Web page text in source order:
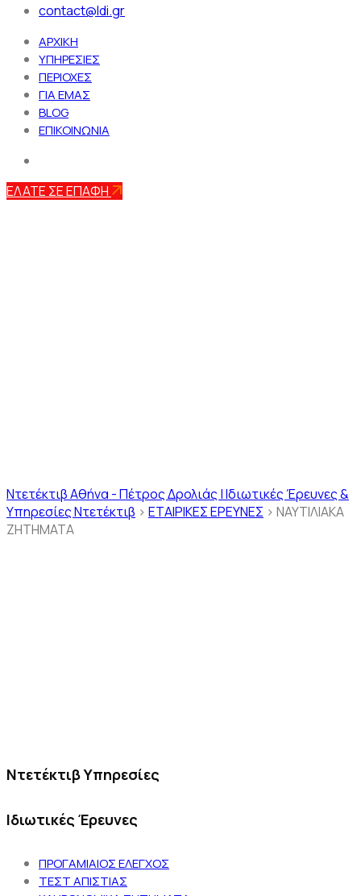
contact@ldi.gr
ΑΡΧΙΚΗ
ΥΠΗΡΕΣΙΕΣ
ΠΕΡΙΟΧΕΣ
ΓΙΑ ΕΜΑΣ
BLOG
ΕΠΙΚΟΙΝΩΝΙΑ
ΕΛΑΤΕ ΣΕ ΕΠΑΦΗ
Ντετέκτιβ Αθήνα - Πέτρος Δρολιάς | Ιδιωτικές Έρευνες &
Υπηρεσίες Ντετέκτιβ > ΕΤΑΙΡΙΚΕΣ ΕΡΕΥΝΕΣ > ΝΑΥΤΙΛΙΑΚΑ
ΖΗΤΗΜΑΤΑ
Ντετέκτιβ Υπηρεσίες
Ιδιωτικές Έρευνες
ΠΡΟΓΑΜΙΑΙΟΣ ΕΛΕΓΧΟΣ
ΤΕΣΤ ΑΠΙΣΤΙΑΣ